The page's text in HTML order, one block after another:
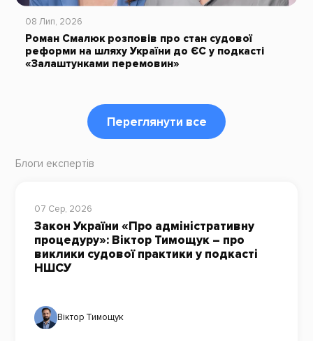
08 Лип, 2026
Роман Смалюк розповів про стан судової
реформи на шляху України до ЄС у подкасті
«Залаштунками перемовин»
Переглянути все
Блоги експертів
07 Сер, 2026
Закон України «Про адміністративну
процедуру»: Віктор Тимощук – про
виклики судової практики у подкасті
НШСУ
Віктор Тимощук